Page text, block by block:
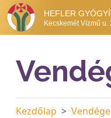
HEFLER
Kecskemét Vízmű u.
Kezdőlap